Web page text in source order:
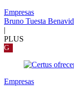
Empresas
Bruno Tuesta
|
PLUS
G
Empresas